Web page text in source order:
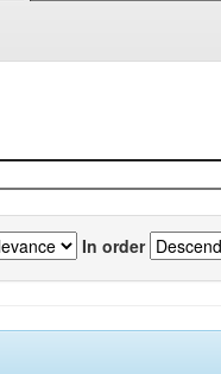
In order